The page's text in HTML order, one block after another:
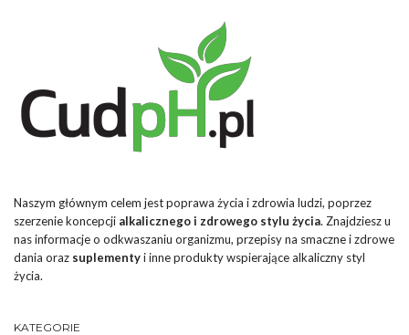
Naszym głównym celem jest poprawa życia i zdrowia ludzi, poprzez
szerzenie koncepcji alkalicznego i zdrowego stylu życia. Znajdziesz u
nas informacje o odkwaszaniu organizmu, przepisy na smaczne i zdrowe
dania oraz suplementyi inne produkty wspierające alkaliczny styl
życia.
KATEGORIE